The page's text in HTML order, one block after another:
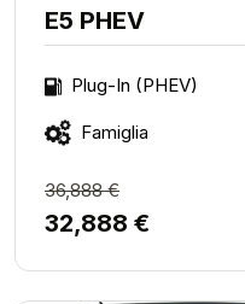
E5 PHEV
Plug-In (PHEV)
Famiglia
36,888 €
32,888 €